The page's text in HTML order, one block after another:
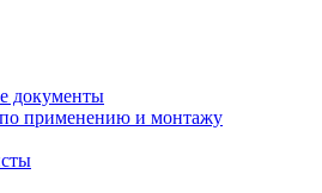
документы
применению и монтажу